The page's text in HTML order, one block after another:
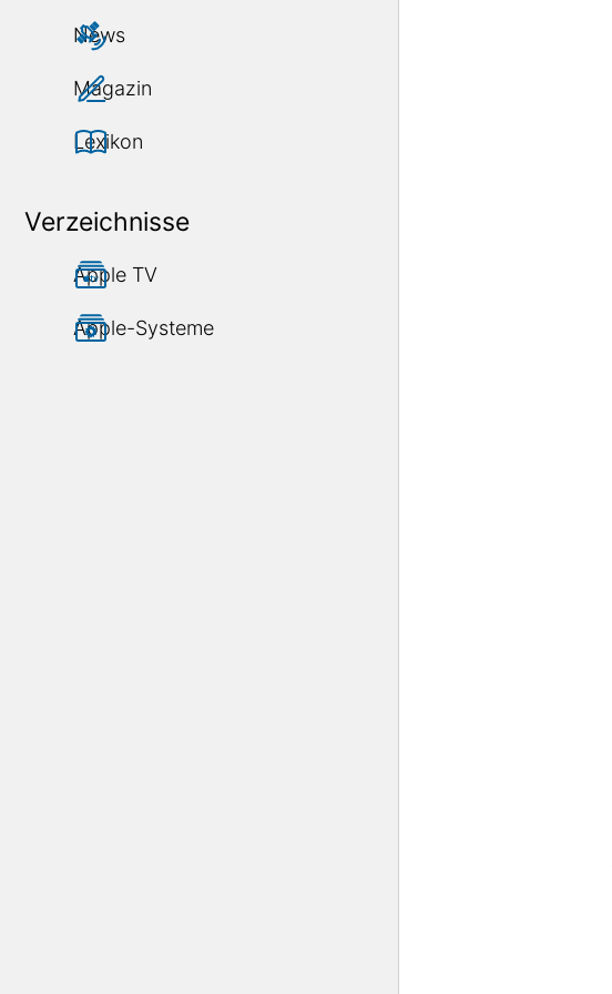
News
Magazin
Lexikon
Verzeichnisse
Apple TV
Apple-Systeme